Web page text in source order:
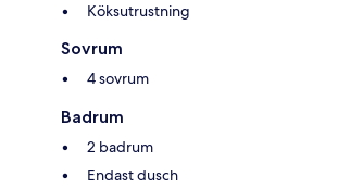
Köksutrustning
Sovrum
4 sovrum
Badrum
2 badrum
Endast dusch